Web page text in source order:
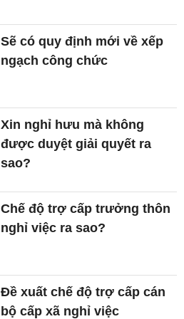
Sẽ có quy định mới về xếp
ngạch công chức
Xin nghỉ hưu mà không
được duyệt giải quyết ra
sao?
Chế độ trợ cấp trưởng thôn
nghỉ việc ra sao?
Đề xuất chế độ trợ cấp cán
bộ cấp xã nghỉ việc